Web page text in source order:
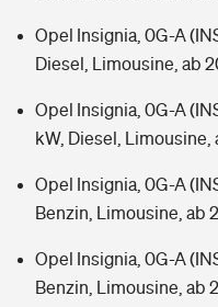
Opel Insignia, 0G-A
Diesel, Limousine, ab
Opel Insignia, 0G-A
kW, Diesel, Limousine,
Opel Insignia, 0G-A
Benzin, Limousine, ab
Opel Insignia, 0G-A
Benzin, Limousine, ab